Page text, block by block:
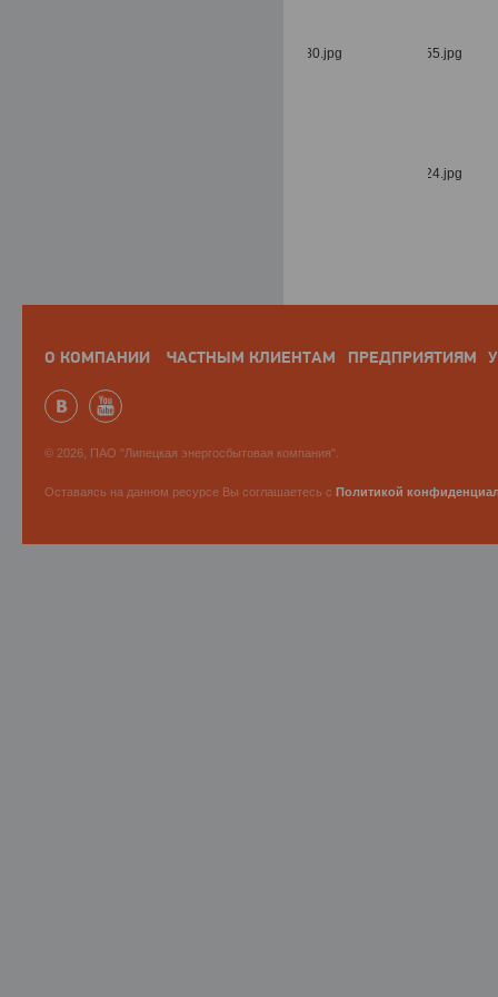
О КОМПАНИИ ЧАСТНЫМ КЛИЕНТАМ ПРЕДПРИЯТИЯМ
© 2026, ПАО "Липецкая энергосбытовая компания".
Оставаясь на данном ресурсе Вы соглашаетесь с Политикой